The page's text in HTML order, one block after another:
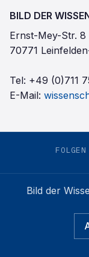
BILD DER
Ernst-Mey-Str. 8
70771
Tel: +49 (0)711
E-Mail:
Bild der